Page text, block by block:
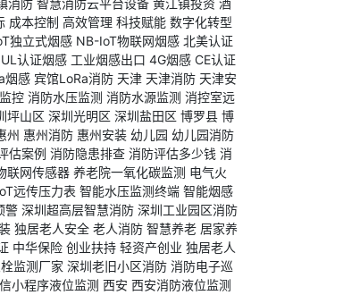
消防 智慧消防云平台设备 黄江镇投资 酒
成本控制 高效管理 科技赋能 数字化转型
独立式烟感 NB-IoT物联网烟感 北美认证
UL认证烟感 工业烟感出口 4G烟感 CE认证
烟感 宾馆LoRa消防 天津 天津消防 天津安
控 消防水压监测 消防水源监测 消控室远
坪山区 深圳光明区 深圳盐田区 博罗县 博
州 惠州消防 惠州安装 幼儿园 幼儿园消防
估案例 消防隐患排查 消防评估多少钱 消
联网传感器 养老院一氧化碳监测 电气火
远传压力表 智能水压监测终端 智能烟感
警 深圳超高层智慧消防 深圳工业园区消防
独居老人安全 老人消防 智慧养老 居家养
中华保险 创业扶持 轻资产创业 独居老人
监测厂家 深圳老旧小区消防 消防电子巡
小程序液位监测 西安 西安消防液位监测